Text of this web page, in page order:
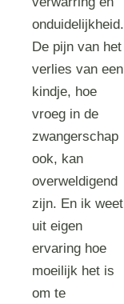
onduidelijkheid.
De pijn van het
verlies van een
kindje, hoe
vroeg in de
zwangerschap
ook, kan
overweldigend
zijn. En ik weet
uit eigen
ervaring hoe
moeilijk het is
om te